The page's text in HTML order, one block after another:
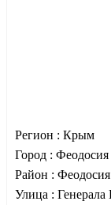
Регион : Крым
Город : Феодосия
Район : Феодосия
Улица : Генерала